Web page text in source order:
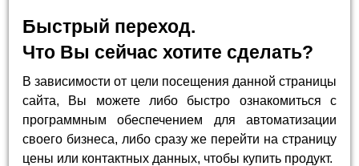
Быстрый переход.
Что Вы сейчас хотите сделать?
В зависимости от цели посещения данной страницы
сайта, Вы можете либо быстро ознакомиться с
программным обеспечением для автоматизации
своего бизнеса, либо сразу же перейти на страницу
цены или контактных данных, чтобы купить продукт.